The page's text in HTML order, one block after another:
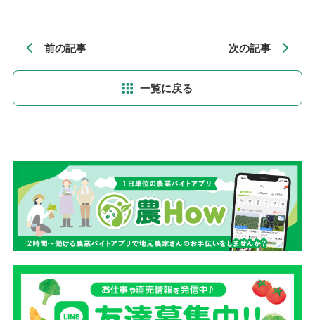
前の記事
一覧に戻る
次の記事